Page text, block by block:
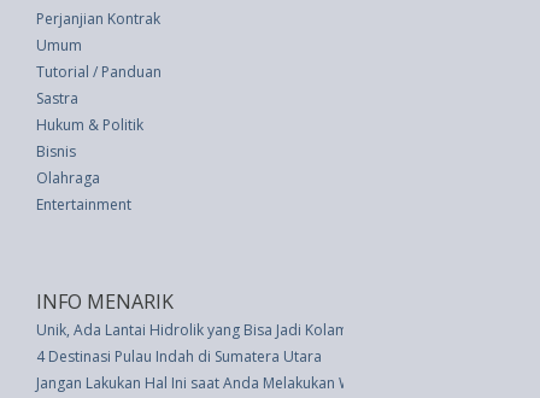
Perjanjian Kontrak
Umum
Tutorial / Panduan
Sastra
Hukum & Politik
Bisnis
Olahraga
Entertainment
INFO MENARIK
Unik, Ada Lantai Hidrolik yang Bisa Jadi Kolam Renang Tersembunyi
4 Destinasi Pulau Indah di Sumatera Utara
Jangan Lakukan Hal Ini saat Anda Melakukan Waxing Area Organ Intim